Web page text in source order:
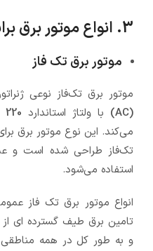
3. انواع موتور برق براساس برق خروجی
موتور برق تک فاز
موتور برق تک‌فاز نوعی
(AC)
با ولتاژ استاندارد 220 ولت
می‌کند. این نوع موتور برق
تک‌فاز طراحی شده است و
استفاده می‌شود.
انواع موتور برق تک فاز
تامین برق طیف گسترده ای
و به طور کل در همه مناطقی